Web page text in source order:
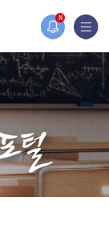
N
되었습니다.